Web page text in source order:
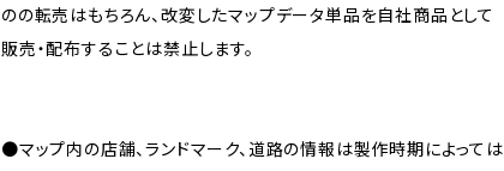
のの転売はもちろん、改変したマップデータ単品を自社商品として
販売・配布することは禁止します。
●マップ内の店舗、ランドマーク、道路の情報は製作時期によっては